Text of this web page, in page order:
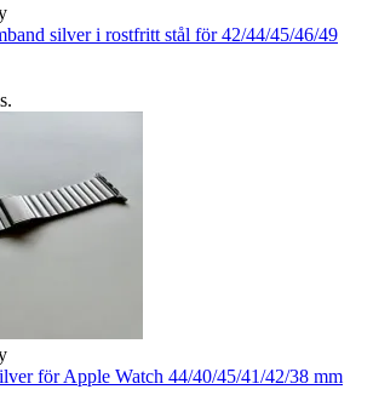
silver i rostfritt stål för 42/44/45/46/49
.
för Apple Watch 44/40/45/41/42/38 mm